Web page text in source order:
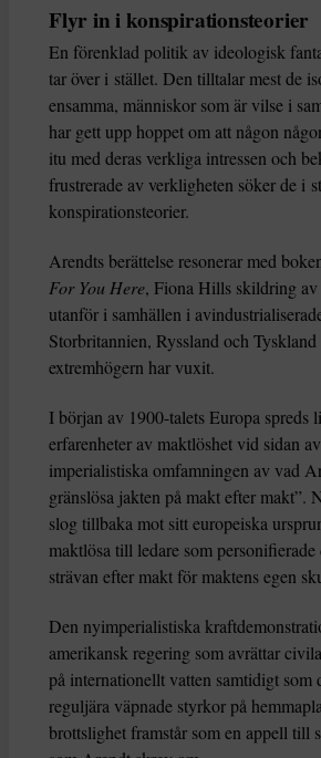
Flyr in i konspirationsteorier
En förenklad politik av ideologisk
tar över i stället. Den tilltalar mest de
ensamma, människor som är vilse i
har gett upp hoppet om att någon
itu med deras verkliga intressen och
frustrerade av verkligheten söker de i
konspirationsteorier.
Arendts berättelse resonerar med
For You Here, Fiona Hills skildring av
utanför i samhällen i
Storbritannien, Ryssland och
extremhögern har vuxit.
I början av 1900-talets Europa spreds
erfarenheter av maktlöshet vid sidan
imperialistiska omfamningen av vad
gränslösa jakten på makt efter makt”.
slog tillbaka mot sitt europeiska
maktlösa till ledare som personifierade
strävan efter makt för maktens egen
Den nyimperialistiska
amerikansk regering som avrättar
på internationellt vatten samtidigt som
reguljära väpnade styrkor på
brottslighet framstår som en appell till